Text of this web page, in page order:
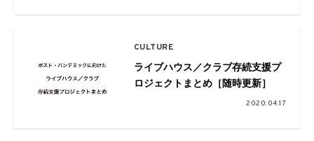
CULTURE
ライブハウス／クラブ存続支援プ
ロジェクトまとめ［随時更新］
2020.04.17